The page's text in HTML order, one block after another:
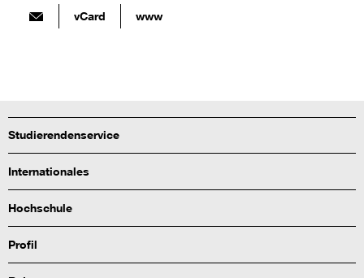
vCard www
Studierendenservice
Internationales
Hochschule
Profil